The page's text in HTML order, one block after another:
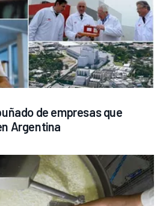
de empresas que
Argentina